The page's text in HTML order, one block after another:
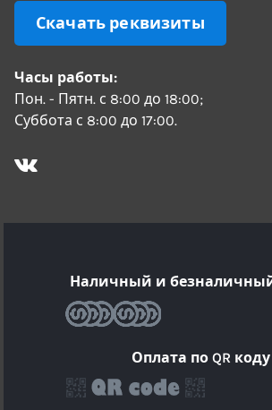
Скачать реквизиты
Часы работы:
Пон. - Пятн. с 8:00 до 18:00;
Суббота с 8:00 до 17:00.
Наличный и
Оплата по QR коду